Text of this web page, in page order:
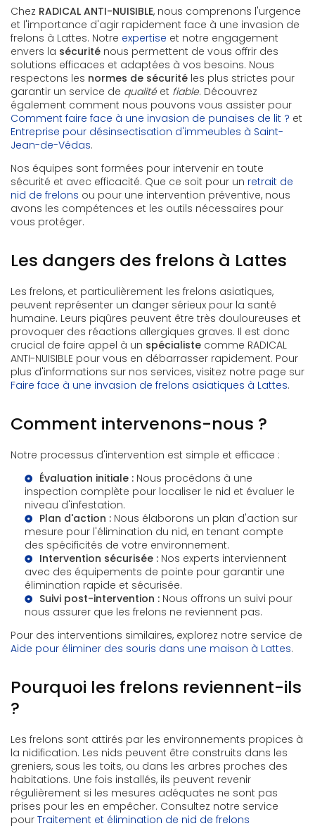
Chez RADICAL ANTI-NUISIBLE, nous comprenons l'urgence
et l'importance d'agir rapidement face à une invasion de
frelons à Lattes. Notre expertise et notre engagement
envers la sécurité nous permettent de vous offrir des
solutions efficaces et adaptées à vos besoins. Nous
respectons les normes de sécurité les plus strictes pour
garantir un service de qualitéet fiable. Découvrez
également comment nous pouvons vous assister pour
Comment faire face à une invasion de punaises de lit ? et
Entreprise pour désinsectisation d'immeubles à Saint-
Jean-de-Védas.
Nos équipes sont formées pour intervenir en toute
sécurité et avec efficacité. Que ce soit pour un retrait de
nid de frelons ou pour une intervention préventive, nous
avons les compétences et les outils nécessaires pour
vous protéger.
Les dangers des frelons à Lattes
Les frelons, et particulièrement les frelons asiatiques,
peuvent représenter un danger sérieux pour la santé
humaine. Leurs piqûres peuvent être très douloureuses et
provoquer des réactions allergiques graves. Il est donc
crucial de faire appel à un spécialiste comme RADICAL
ANTI-NUISIBLE pour vous en débarrasser rapidement. Pour
plus d'informations sur nos services, visitez notre page sur
Faire face à une invasion de frelons asiatiques à Lattes.
Comment intervenons-nous ?
Notre processus d'intervention est simple et efficace :
Évaluation initiale : Nous procédons à une
inspection complète pour localiser le nid et évaluer le
niveau d'infestation.
Plan d'action : Nous élaborons un plan d'action sur
mesure pour l'élimination du nid, en tenant compte
des spécificités de votre environnement.
Intervention sécurisée : Nos experts interviennent
avec des équipements de pointe pour garantir une
élimination rapide et sécurisée.
Suivi post-intervention : Nous offrons un suivi pour
nous assurer que les frelons ne reviennent pas.
Pour des interventions similaires, explorez notre service de
Aide pour éliminer des souris dans une maison à Lattes.
Pourquoi les frelons reviennent-ils
?
Les frelons sont attirés par les environnements propices à
la nidification. Les nids peuvent être construits dans les
greniers, sous les toits, ou dans les arbres proches des
habitations. Une fois installés, ils peuvent revenir
régulièrement si les mesures adéquates ne sont pas
prises pour les en empêcher. Consultez notre service
pour Traitement et élimination de nid de frelons